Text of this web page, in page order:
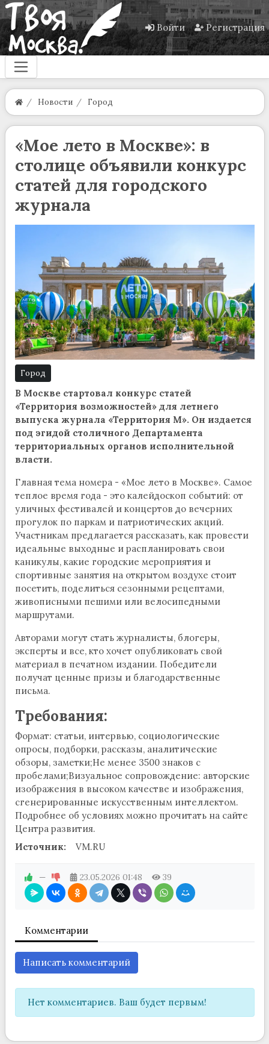
Войти Регистрация
Новости Город
«Мое лето в Москве»: в
столице объявили конкурс
статей для городского
журнала
Город
В Москве стартовал конкурс статей
«Территория возможностей» для летнего
выпуска журнала «Территория М». Он издается
под эгидой столичного Департамента
территориальных органов исполнительной
власти.
Главная тема номера - «Мое лето в Москве». Самое
теплое время года - это калейдоскоп событий: от
уличных фестивалей и концертов до вечерних
прогулок по паркам и патриотических акций.
Участникам предлагается рассказать, как провести
идеальные выходные и распланировать свои
каникулы, какие городские мероприятия и
спортивные занятия на открытом воздухе стоит
посетить, поделиться сезонными рецептами,
живописными пешими или велосипедными
маршрутами.
Авторами могут стать журналисты, блогеры,
эксперты и все, кто хочет опубликовать свой
материал в печатном издании. Победители
получат ценные призы и благодарственные
письма.
Требования:
Формат: статьи, интервью, социологические
опросы, подборки, рассказы, аналитические
обзоры, заметки;Не менее 3500 знаков с
пробелами;Визуальное сопровождение: авторские
изображения в высоком качестве и изображения,
сгенерированные искусственным интеллектом.
Подробнее об условиях можно прочитать на сайте
Центра развития.
Источник:
VM.RU
— 23.05.2026 01:48 39
Комментарии
Написать комментарий
Нет комментариев. Ваш будет первым!